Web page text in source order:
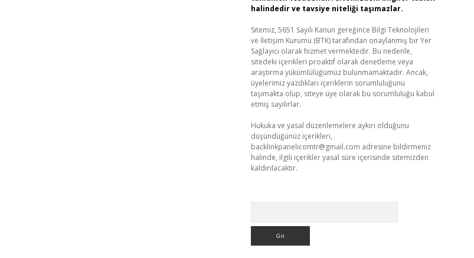
halindedir ve tavsiye niteliği taşımazlar.
Sitemiz, 5651 Sayılı Kanun gereğince Bilgi Teknolojileri
ve İletişim Kurumu (BTK) tarafından onaylanmış bir Yer
Sağlayıcı olarak hizmet vermektedir. Bu nedenle,
sitedeki içerikleri proaktif olarak denetleme veya
araştırma yükümlülüğümüz bulunmamaktadır. Ancak,
üyelerimiz yazdıkları içeriklerin sorumluluğunu
taşımakta olup, siteye üye olarak bu sorumluluğu kabul
etmiş sayılırlar.
Hukuka ve yasal düzenlemelere aykırı olduğunu
düşündüğünüz içerikleri,
backlinkpanelicomtr@gmail.com adresine bildirmeniz
halinde, ilgili içerikler yasal süre içerisinde sitemizden
kaldırılacaktır.